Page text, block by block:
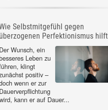
Selbstmitgefühl gegen
überzogenen Perfektionismus hilft
Der Wunsch, ein
Leben zu
klingt
positiv –
wenn er zur
Dauerverpflichtung
kann er auf Dauer...